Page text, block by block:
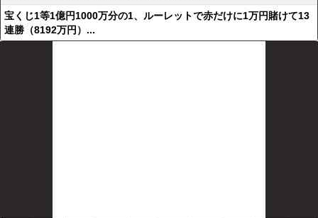
宝くじ1等1億円1000万分の1、ルーレットで赤だけに1万円賭けて13
連勝（8192万円）...